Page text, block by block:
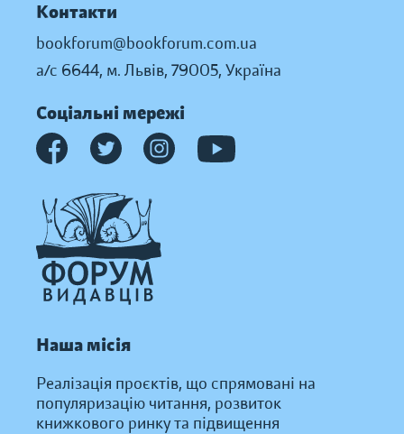
Контакти
bookforum@bookforum.com.ua
а/с 6644, м. Львів, 79005, Україна
Соціальні мережі
Наша місія
Реалізація проєктів, що спрямовані на
популяризацію читання, розвиток
книжкового ринку та підвищення